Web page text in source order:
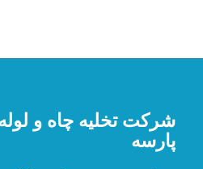
شرکت تخلیه چاه و
پارسه